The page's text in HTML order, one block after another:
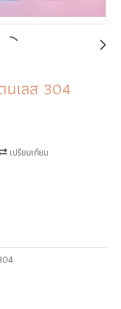
นเลส 304
เปรียบเทียบ